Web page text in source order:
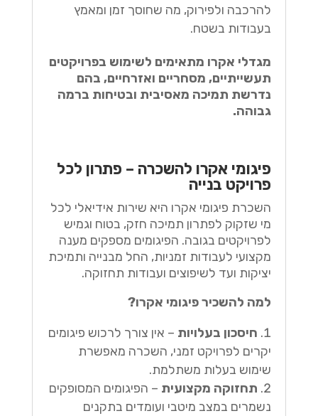
להרכבה ולפירוק, מה שחוסך זמן ומאמץ
בעבודות בשטח.
מגדלי אקרו מתאימים לשימוש בפרויקטים
תעשייתיים, מסחריים ואזרחיים, בהם
נדרשת תמיכה מאסיבית ובטיחות ברמה
גבוהה.
פיגומי אקרו להשכרה – פתרון לכל
פרויקט בנייה
השכרת פיגומי אקרו היא שירות אידיאלי לכל
מי שזקוק לפתרון תמיכה חזק, בטוח וגמיש
לפרויקטים בגובה. הפיגומים מספקים מענה
מקצועי לעבודות זמניות, החל מבנייה ותמיכת
יציקות ועד לשיפוצים ועבודות תחזוקה.
למה להשכיר פיגומי אקרו?
חיסכון בעלויות – אין צורך לרכוש פיגומים
יקרים לפרויקט זמני, השכרה מאפשרת
שימוש בעלות משתלמת.
תחזוקה מקצועית – הפיגומים המסופקים
נשמרים במצב מיטבי ועומדים בתקנים